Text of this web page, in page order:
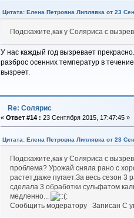
Цитата: Елена Петровна Липлявка от 23
Подскажите,как у Соляриса с
У нас каждый год вызревает
разброс осенних температур в
вызреет.
Re: Солярис
« Ответ #14 : 23 Сентября 2015, 17:47:45 »
Цитата: Елена Петровна Липлявка от 23
Подскажите,как у Соляриса с
проблема? Урожай сняла рано с
растет,даже пугает.За весь сезон
сделала 3 обработки сульфатом
медленно...
Сообщить модератору Записан С